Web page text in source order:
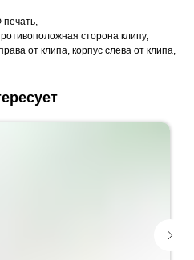
печать,
сторона клипу,
от клипа, корпус слева от клипа,